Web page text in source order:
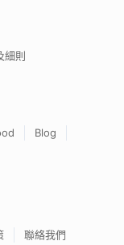
細則
Blog
聯絡我們